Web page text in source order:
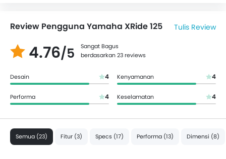
Review Pengguna Yamaha XRide 125 Tulis Review
4.76/5
Sangat Bagus
berdasarkan 23 reviews
Desain 4 Kenyamanan 4
Performa 4 Keselamatan 4
Semua (23) Fitur (3) Specs (17) Performa (13) Dimensi (8)